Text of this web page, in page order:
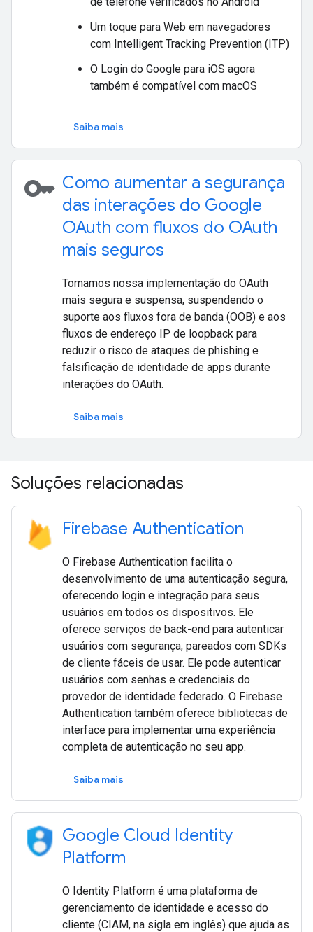
Um toque para Web em navegadores
com Intelligent Tracking Prevention (ITP)
O Login do Google para iOS agora
também é compatível com macOS
Saiba mais
key Como aumentar a segurança
das interações do Google
OAuth com fluxos do OAuth
mais seguros
Tornamos nossa implementação do OAuth
mais segura e suspensa, suspendendo o
suporte aos fluxos fora de banda (OOB) e aos
fluxos de endereço IP de loopback para
reduzir o risco de ataques de phishing e
falsificação de identidade de apps durante
interações do OAuth.
Saiba mais
Soluções relacionadas
Firebase Authentication
O Firebase Authentication facilita o
desenvolvimento de uma autenticação segura,
oferecendo login e integração para seus
usuários em todos os dispositivos. Ele
oferece serviços de back-end para autenticar
usuários com segurança, pareados com SDKs
de cliente fáceis de usar. Ele pode autenticar
usuários com senhas e credenciais do
provedor de identidade federado. O Firebase
Authentication também oferece bibliotecas de
interface para implementar uma experiência
completa de autenticação no seu app.
Saiba mais
Google Cloud Identity
Platform
O Identity Platform é uma plataforma de
gerenciamento de identidade e acesso do
cliente (CIAM, na sigla em inglês) que ajuda as